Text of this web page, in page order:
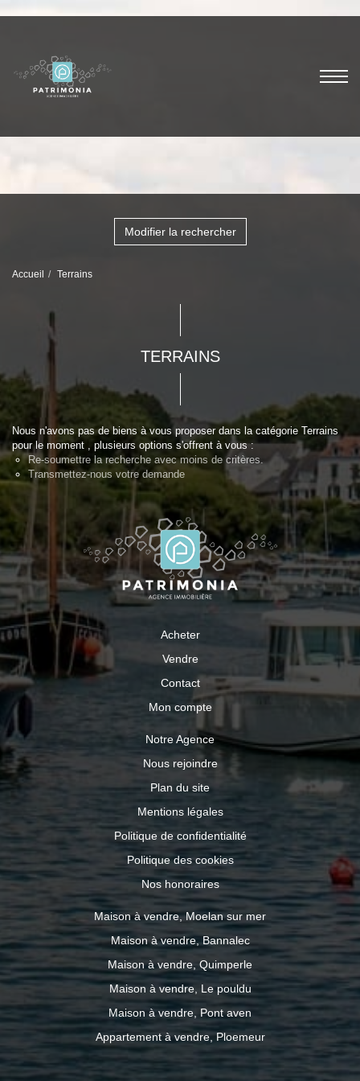
Modifier la rechercher
Accueil Terrains
TERRAINS
Nous n'avons pas de biens à vous proposer dans la catégorie Terrains
pour le moment , plusieurs options s'offrent à vous :
Re-soumettre la recherche avec moins de critères.
Transmettez-nous votre demande
Acheter
Vendre
Contact
Mon compte
Notre Agence
Nous rejoindre
Plan du site
Mentions légales
Politique de confidentialité
Politique des cookies
Nos honoraires
Maison à vendre, Moelan sur mer
Maison à vendre, Bannalec
Maison à vendre, Quimperle
Maison à vendre, Le pouldu
Maison à vendre, Pont aven
Appartement à vendre, Ploemeur